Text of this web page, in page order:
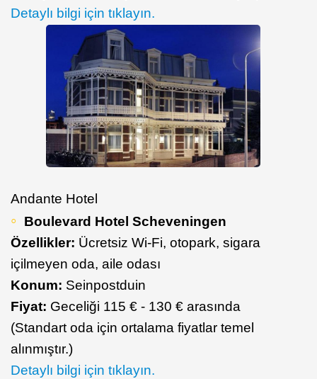
Detaylı bilgi için tıklayın.
Andante Hotel
Boulevard Hotel Scheveningen
Özellikler: Ücretsiz Wi-Fi, otopark, sigara
içilmeyen oda, aile odası
Konum: Seinpostduin
Fiyat: Geceliği 115 € - 130 € arasında
(Standart oda için ortalama fiyatlar temel
alınmıştır.)
Detaylı bilgi için tıklayın.